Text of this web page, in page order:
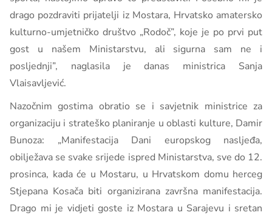
drago pozdraviti prijatelji iz Mostara, Hrvatsko amatersko
kulturno-umjetničko društvo „Rodoč”, koje je po prvi put
gost u našem Ministarstvu, ali sigurna sam ne i
posljednji”, naglasila je danas ministrica Sanja
Vlaisavljević.
Nazočnim gostima obratio se i savjetnik ministrice za
organizaciju i strateško planiranje u oblasti kulture, Damir
Bunoza: „Manifestacija Dani europskog nasljeđa,
obilježava se svake srijede ispred Ministarstva, sve do 12.
prosinca, kada će u Mostaru, u Hrvatskom domu herceg
Stjepana Kosača biti organizirana završna manifestacija.
Drago mi je vidjeti goste iz Mostara u Sarajevu i sretan